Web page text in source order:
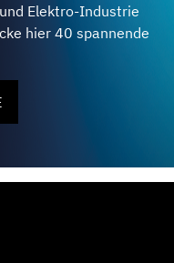
Elektro-Industrie
hier 40 spannende